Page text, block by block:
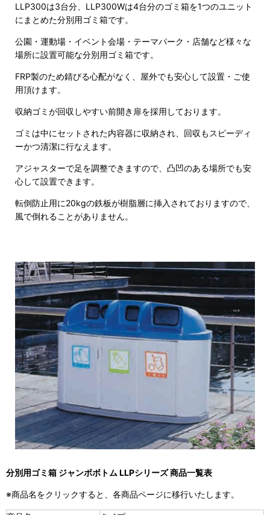
LLP300は3台分、LLP300Wは4台分のゴミ箱を1つのユニット
にまとめた分別用ゴミ箱です。
公園・運動場・イベント会場・テーマパーク・店舗など様々な
場所に設置可能な分別用ゴミ箱です。
FRP製のため錆びる心配がなく、屋外でも安心して設置・ご使
用頂けます。
収納ゴミが回収しやすい前開き扉を採用しております。
ゴミは中にセットされた内容器に収納され、回収もスピーディ
ーかつ清潔に行なえます。
アジャスターで足を調整できますので、凸凹のある場所でも安
心して設置できます。
転倒防止用に20kgの鉄板が樹脂層に挿入されておりますので、
風で倒れることがありません。
分別用ゴミ箱 ジャンボボトム LLPシリーズ 商品一覧表
※商品名をクリックすると、各商品ページに移行いたします。